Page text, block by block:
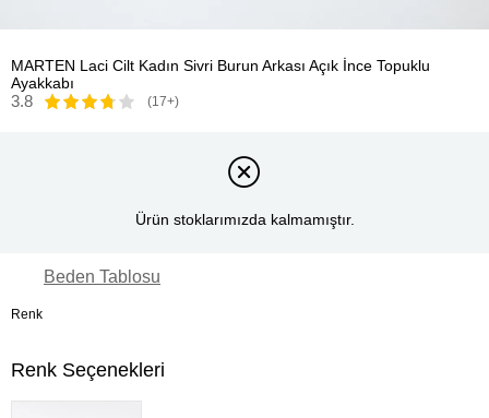
MARTEN Laci Cilt Kadın Sivri Burun Arkası Açık İnce Topuklu
Ayakkabı
3.8 (17+)
Ürün stoklarımızda kalmamıştır.
Beden Tablosu
Renk
Renk Seçenekleri